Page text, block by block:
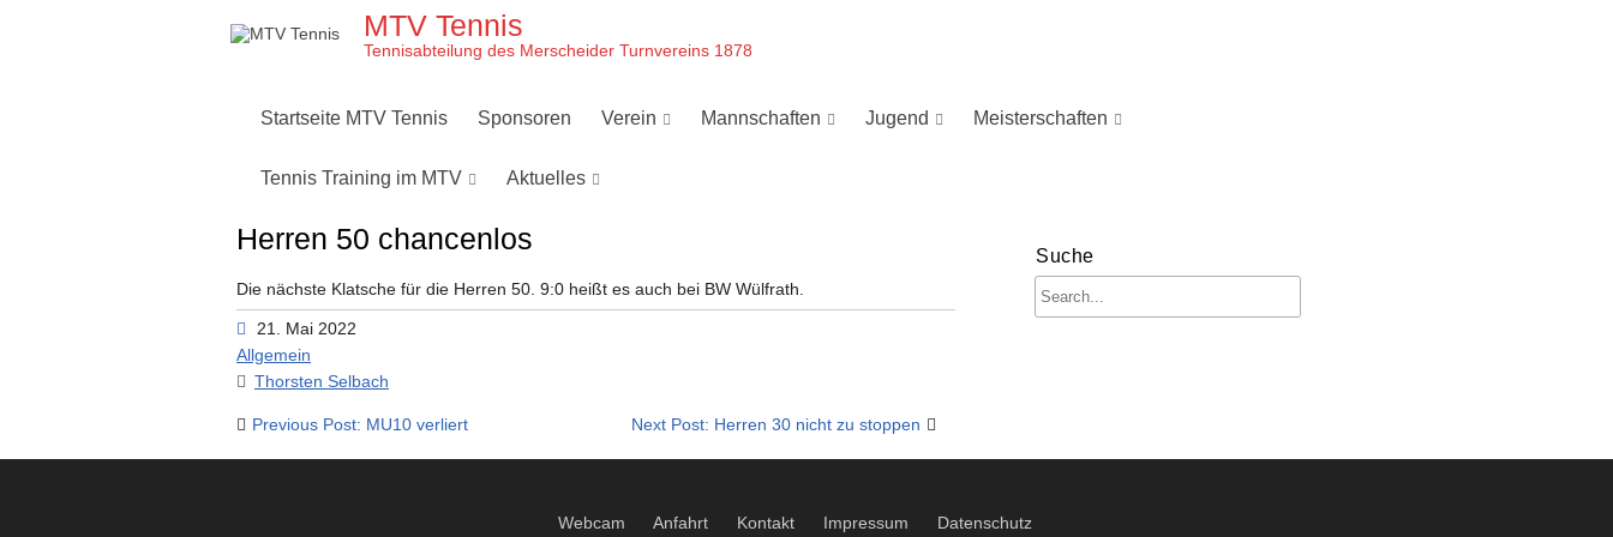
MTV Tennis
Tennisabteilung des Merscheider Turnvereins 1878
Startseite MTV Tennis Sponsoren Verein Mannschaften Jugend Meisterschaften
Tennis Training im MTV Aktuelles
Herren 50 chancenlos
Die nächste Klatsche für die Herren 50. 9:0 heißt es auch bei BW Wülfrath.
21. Mai 2022
Allgemein
Thorsten Selbach
Beitragsnavigation
Previous Post: MU10 verliert Next Post: Herren 30 nicht zu stoppen
Suche
Webcam Anfahrt Kontakt Impressum Datenschutz